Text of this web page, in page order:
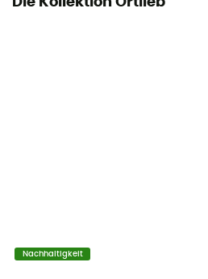
Nachhaltigkeit